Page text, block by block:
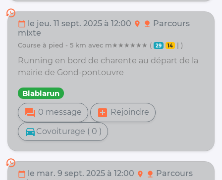
history
calendar_today le jeu. 11 sept. 2025 à 12:00 location_on nature Parcours
mixte
course à pied - 5 km avec m★★★★★★ ( 29 14 | )
Running en bord de charente au départ de la
mairie de Gond-pontouvre
Blablarun
forum 0 message add_box Rejoindre
directions_car Covoiturage ( 0 )
history
calendar_today le mar. 9 sept. 2025 à 12:00 location_on nature
Parcours